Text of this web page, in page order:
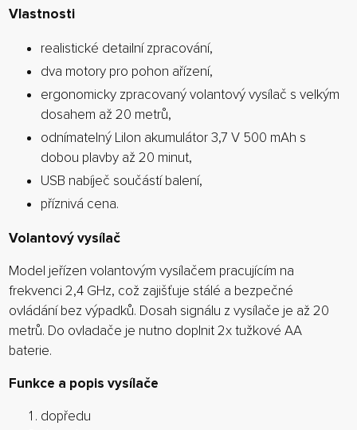
Vlastnosti
realistické detailní zpracování,
dva motory pro pohon ařízení,
ergonomicky zpracovaný volantový vysílač s velkým
dosahem až 20 metrů,
odnímatelný LiIon akumulátor 3,7 V 500 mAh s
dobou plavby až 20 minut,
USB nabíječ součástí balení,
příznivá cena.
Volantový vysílač
Model jeřízen volantovým vysílačem pracujícím na
frekvenci 2,4 GHz, což zajišťuje stálé a bezpečné
ovládání bez výpadků. Dosah signálu z vysílače je až 20
metrů. Do ovladače je nutno doplnit 2x tužkové AA
baterie.
Funkce a popis vysílače
dopředu